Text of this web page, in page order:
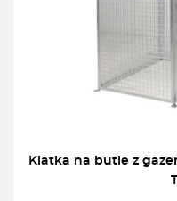
Klatka na butle z